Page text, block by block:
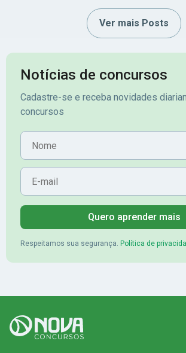
Ver mais Posts
Notícias de concursos
Cadastre-se e receba novidades
concursos
Nome
E-mail
Quero aprender mais
Respeitamos sua segurança. Política de